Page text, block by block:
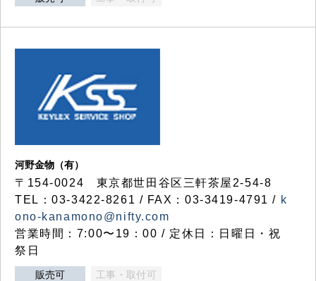
河野金物（有）
〒154-0024 東京都世田谷区三軒茶屋2-54-8
TEL：03-3422-8261 / FAX：03-3419-4791 / k
ono-kanamono@nifty.com
営業時間：7:00〜19：00 / 定休日：日曜日・祝
祭日
販売可 工事・取付可